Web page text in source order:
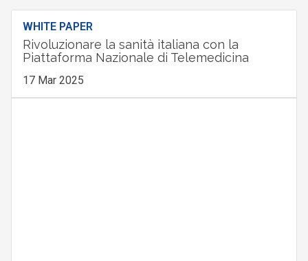
WHITE PAPER
Rivoluzionare la sanità italiana con la
Piattaforma Nazionale di Telemedicina
17 Mar 2025